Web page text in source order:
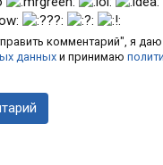
комментарий", я даю
данных и принимаю